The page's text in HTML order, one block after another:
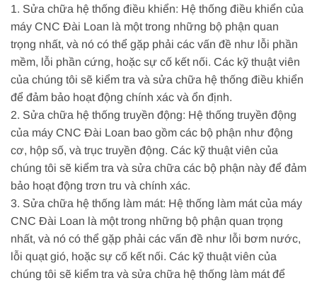
1. Sửa chữa hệ thống điều khiển: Hệ thống điều khiển của
máy CNC Đài Loan là một trong những bộ phận quan
trọng nhất, và nó có thể gặp phải các vấn đề như lỗi phần
mềm, lỗi phần cứng, hoặc sự cố kết nối. Các kỹ thuật viên
của chúng tôi sẽ kiểm tra và sửa chữa hệ thống điều khiển
để đảm bảo hoạt động chính xác và ổn định.
2. Sửa chữa hệ thống truyền động: Hệ thống truyền động
của máy CNC Đài Loan bao gồm các bộ phận như động
cơ, hộp số, và trục truyền động. Các kỹ thuật viên của
chúng tôi sẽ kiểm tra và sửa chữa các bộ phận này để đảm
bảo hoạt động trơn tru và chính xác.
3. Sửa chữa hệ thống làm mát: Hệ thống làm mát của máy
CNC Đài Loan là một trong những bộ phận quan trọng
nhất, và nó có thể gặp phải các vấn đề như lỗi bơm nước,
lỗi quạt gió, hoặc sự cố kết nối. Các kỹ thuật viên của
chúng tôi sẽ kiểm tra và sửa chữa hệ thống làm mát để